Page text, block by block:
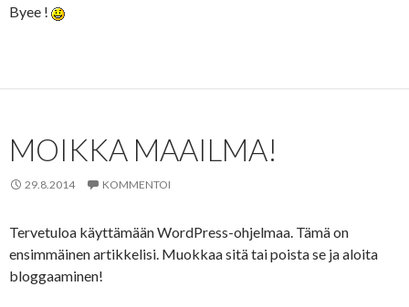
Byee !
MOIKKA MAAILMA!
29.8.2014 KOMMENTOI
Tervetuloa käyttämään WordPress-ohjelmaa. Tämä on
ensimmäinen artikkelisi. Muokkaa sitä tai poista se ja aloita
bloggaaminen!